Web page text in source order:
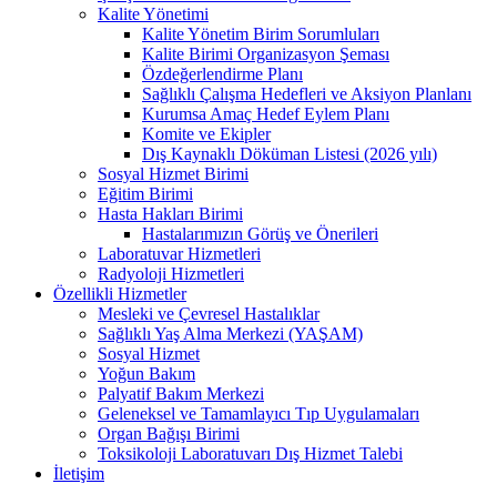
Kalite Yönetimi
Kalite Yönetim Birim Sorumluları
Kalite Birimi Organizasyon Şeması
Özdeğerlendirme Planı
Sağlıklı Çalışma Hedefleri ve Aksiyon Planlanı
Kurumsa Amaç Hedef Eylem Planı
Komite ve Ekipler
Dış Kaynaklı Döküman Listesi (2026 yılı)
Sosyal Hizmet Birimi
Eğitim Birimi
Hasta Hakları Birimi
Hastalarımızın Görüş ve Önerileri
Laboratuvar Hizmetleri
Radyoloji Hizmetleri
Özellikli Hizmetler
Mesleki ve Çevresel Hastalıklar
Sağlıklı Yaş Alma Merkezi (YAŞAM)
Sosyal Hizmet
Yoğun Bakım
Palyatif Bakım Merkezi
Geleneksel ve Tamamlayıcı Tıp Uygulamaları
Organ Bağışı Birimi
Toksikoloji Laboratuvarı Dış Hizmet Talebi
İletişim